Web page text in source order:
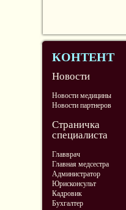
КОНТЕНТ
Новости
Новости медицины
Новости партнеров
Страничка
специалиста
Главврач
Главная медсестра
Администратор
Юрисконсульт
Кадровик
Бухгалтер